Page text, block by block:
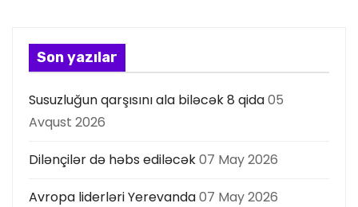
sSon yazılar
Susuzluğun qarşısını ala biləcək 8 qida05
Avqust 2026
Dilənçilər də həbs ediləcək07 May 2026
Avropa liderləri Yerevanda07 May 2026